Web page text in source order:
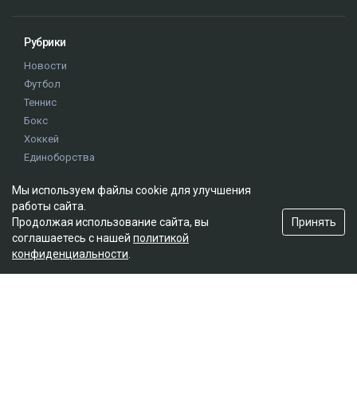
Рубрики
Новости
Футбол
Теннис
Бокс
Хоккей
Единоборства
Олимпиада
Редакция
О проекте
Мы используем файлы cookie для улучшения
работы сайта.
Продолжая использование сайта, вы
соглашаетесь с нашей политикой
конфиденциальности
Принять